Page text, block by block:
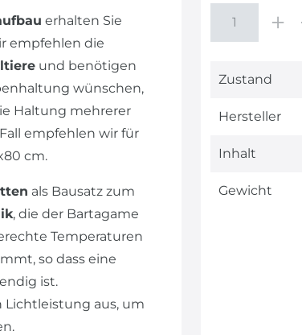
erhalten Sie
empfehlen die
und benötigen
wünschen,
Haltung mehrerer
empfehlen wir für
cm.
als Bausatz zum
, die der Bartagame
Temperaturen
so dass eine
ist.
Lichtleistung aus, um
Technisches
Wert
Zustand
Hersteller
Inhalt
Gewicht